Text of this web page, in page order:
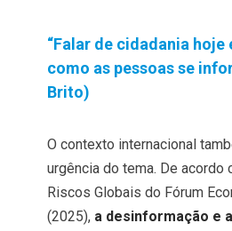
“Falar de cidadania hoje
como as pessoas se
Brito)
O contexto internacional
urgência do tema. De acordo
Riscos Globais do Fórum
(2025), a desinformação e